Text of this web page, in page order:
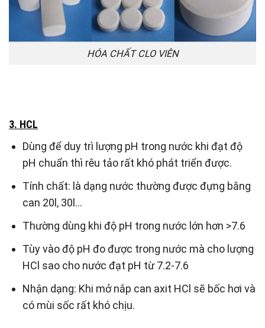
HÓA CHẤT CLO VIÊN
3. HCL
Dùng để duy trì lượng pH trong nước khi đạt độ
pH chuẩn thì rêu tảo rất khó phát triển được.
Tính chất: là dạng nước thường được đựng bằng
can 20l, 30l…
Thường dùng khi độ pH trong nước lớn hơn >7.6
Tùy vào độ pH đo được trong nước mà cho lượng
HCl sao cho nước đạt pH từ 7.2-7.6
Nhận dạng: Khi mở nắp can axit HCl sẽ bốc hơi và
có mùi sốc rất khó chịu.